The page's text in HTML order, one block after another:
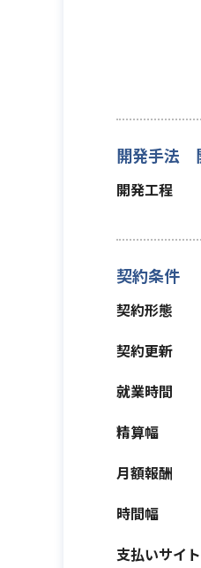
開発手法
開発工程
契約条件
契約形態
契約更新
就業時間
精算幅
月額報酬
時間幅
支払いサイト